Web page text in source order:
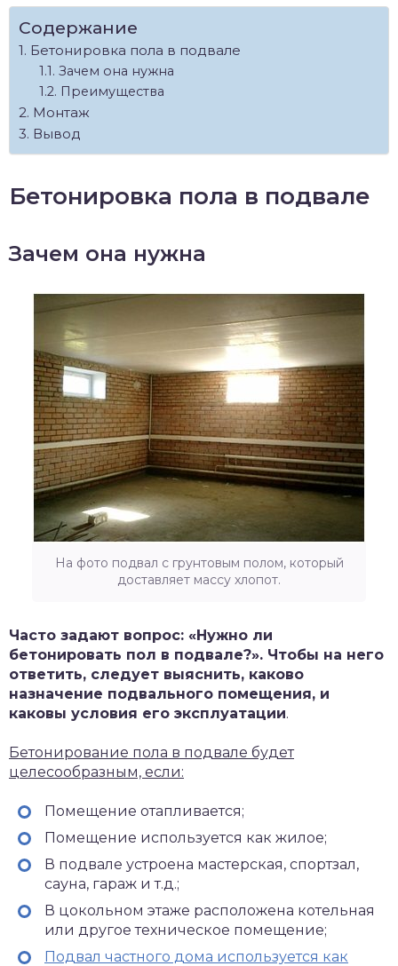
Содержание
Бетонировка пола в подвале
Зачем она нужна
Преимущества
Монтаж
Вывод
Бетонировка пола в подвале
Зачем она нужна
На фото подвал с грунтовым полом, который
доставляет массу хлопот.
Часто задают вопрос: «Нужно ли
бетонировать пол в подвале?». Чтобы на него
ответить, следует выяснить, каково
назначение подвального помещения, и
каковы условия его эксплуатации.
Бетонирование пола в подвале будет
целесообразным, если:
Помещение отапливается;
Помещение используется как жилое;
В подвале устроена мастерская, спортзал,
сауна, гараж и т.д.;
В цокольном этаже расположена котельная
или другое техническое помещение;
Подвал частного дома используется как